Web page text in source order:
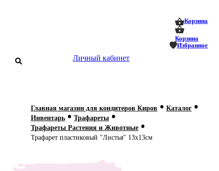
Корзина
Корзина
Избранное
Личный кабинет
О нас
Главная магазин для кондитеров Киров • Каталог •
Инвентарь • Трафареты •
Трафареты Растения и Животные •
Трафарет пластиковый "Листья" 13х13см